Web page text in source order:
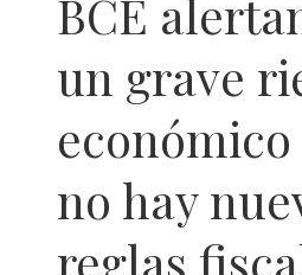
BCE
un grave
económico
no hay
reglas